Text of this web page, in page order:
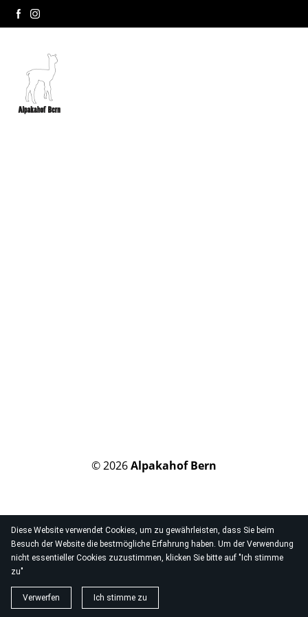
Diese Website verwendet Cookies, um zu gewährleisten, dass Sie beim
Besuch der Website die bestmögliche Erfahrung haben. Um der Verwendung
nicht essentieller Cookies zuzustimmen, klicken Sie bitte auf "Ich stimme
zu"
Verwerfen Ich stimme zu
© 2026Alpakahof Bern